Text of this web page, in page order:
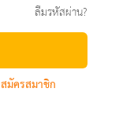
ลืมรหัสผ่าน?
สมัครสมาชิก